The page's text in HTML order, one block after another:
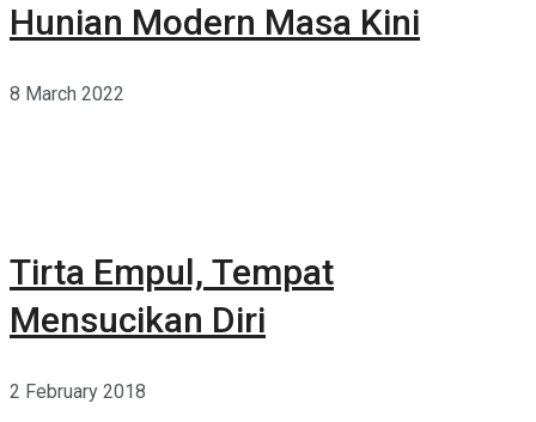
Hunian Modern Masa Kini
8 March 2022
Tirta Empul, Tempat
Mensucikan Diri
2 February 2018